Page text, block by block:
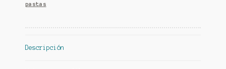
pastas
Descripción